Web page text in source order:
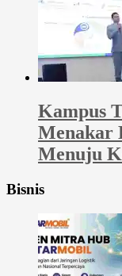
Kampus
Menakar
Menuju
Bisnis